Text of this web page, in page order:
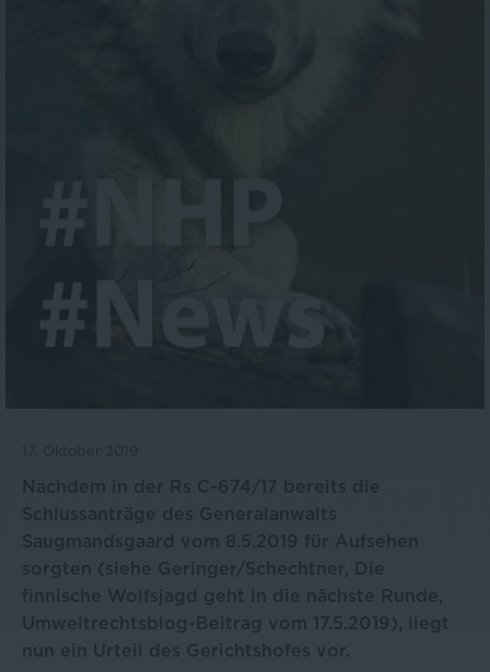
Umweltrechtsblog-Beitrag vom 17.5.2019), liegt
nun ein Urteil des Gerichtshofes vor.